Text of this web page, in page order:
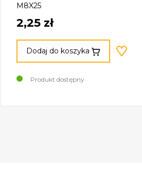
M8X25
2,25 zł
Dodaj do koszyka
Produkt dostępny